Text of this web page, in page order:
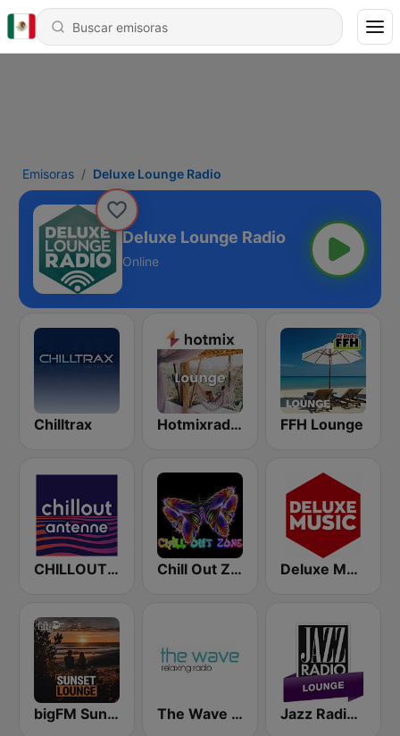
Emisoras Deluxe Lounge Radio
Deluxe Lounge Radio
Online
Chilltrax Hotmixradio Lounge FFH Lounge
CHILLOUT ANTENNE von ANTENNE BAYERN Chill Out Zone Deluxe Music Radio
bigFM Sunset Lounge The Wave - Relaxing radio Jazz Radio Lounge